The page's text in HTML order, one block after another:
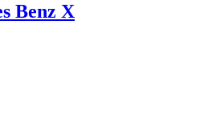
Benz X